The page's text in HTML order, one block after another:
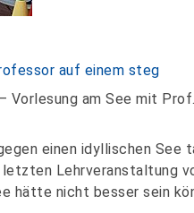
Vorlesung am See mit
einen idyllischen
Lehrveranstaltung
hätte nicht besser sein